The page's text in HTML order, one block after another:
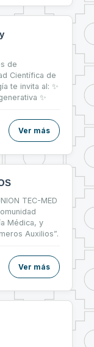
de
Científica de
te invita al: ✨
✨
Ver más
TEC-MED
Médica, y
Auxilios”.
Ver más